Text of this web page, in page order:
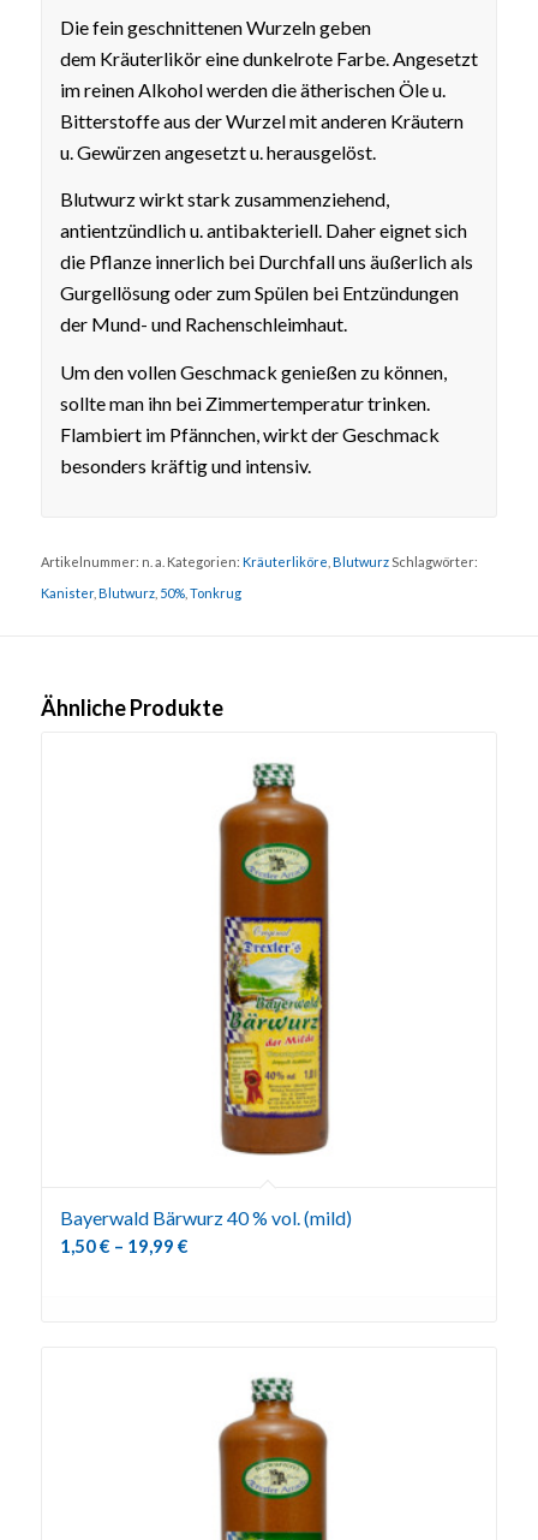
Die fein geschnittenen Wurzeln geben
dem Kräuterlikör eine dunkelrote Farbe. Angesetzt
im reinen Alkohol werden die ätherischen Öle u.
Bitterstoffe aus der Wurzel mit anderen Kräutern
u. Gewürzen angesetzt u. herausgelöst.
Blutwurz wirkt stark zusammenziehend,
antientzündlich u. antibakteriell. Daher eignet sich
die Pflanze innerlich bei Durchfall uns äußerlich als
Gurgellösung oder zum Spülen bei Entzündungen
der Mund- und Rachenschleimhaut.
Um den vollen Geschmack genießen zu können,
sollte man ihn bei Zimmertemperatur trinken.
Flambiert im Pfännchen, wirkt der Geschmack
besonders kräftig und intensiv.
Artikelnummer: n. a. Kategorien: Kräuterliköre Blutwurz Schlagwörter:
Kanister, Blutwurz, 50%, Tonkrug
Ähnliche Produkte
Bayerwald Bärwurz 40 % vol. (mild)
1,50€ – 19,99 €